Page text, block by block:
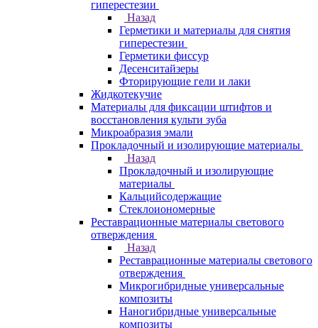
гиперестезии
Назад
Герметики и материалы для снятия
гиперестезии
Герметики фиссур
Десенситайзеры
Фторирующие гели и лаки
Жидкотекучие
Материалы для фиксации штифтов и
восстановления культи зуба
Микроабразия эмали
Прокладочный и изолирующие материалы
Назад
Прокладочный и изолирующие
материалы
Кальцийсодержащие
Стеклоиономерные
Реставрационные материалы светового
отверждения
Назад
Реставрационные материалы светового
отверждения
Микрогибридные универсальные
композиты
Наногибридные универсальные
композиты